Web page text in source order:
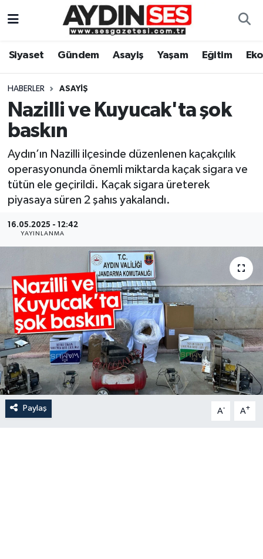
Siyaset Gündem Asayiş Yaşam Eğitim
HABERLER ASAYIŞ
Nazilli ve Kuyucak'ta şok
baskın
Aydın’ın Nazilli ilçesinde düzenlenen kaçakçılık
operasyonunda önemli miktarda kaçak sigara ve
tütün ele geçirildi. Kaçak sigara üreterek
piyasaya süren 2 şahıs yakalandı.
16.05.2025 - 12:42
YAYINLANMA
Paylaş A- A+
Gündem
Siyaset
Ekonomi
Eğitim
Kültür Sanat
Aydın Hava Durumu
Aydin Namaz Vakitleri
Aydın Trafik Yoğunluk Haritası
Süper Lig Puan Durumu ve Fikstür
Tüm Manşetler
Son Dakika Haberleri